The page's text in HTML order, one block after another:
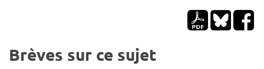
Brèves sur ce sujet